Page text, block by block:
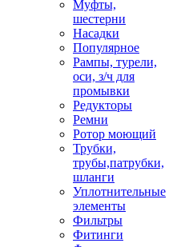
Муфты,
шестерни
Насадки
Популярное
Рампы, турели,
оси, з/ч для
промывки
Редукторы
Ремни
Ротор моющий
Трубки,
трубы,патрубки,
шланги
Уплотнительные
элементы
Фильтры
Фитинги